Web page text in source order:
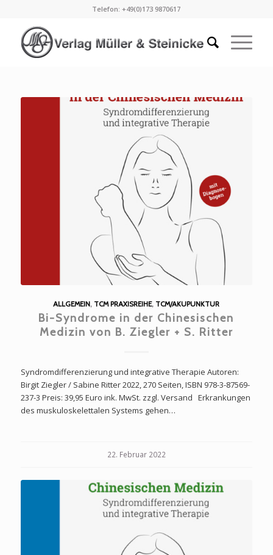
Telefon: +49(0)173 9870617
ALLGEMEIN, TCM PRAXISREIHE, TCM/AKUPUNKTUR
Bi-Syndrome in der Chinesischen
Medizin von B. Ziegler + S. Ritter
Syndromdifferenzierung und integrative Therapie Autoren:
Birgit Ziegler / Sabine Ritter 2022, 270 Seiten, ISBN 978-3-87569-
237-3 Preis: 39,95 Euro ink. MwSt. zzgl. Versand Erkrankungen
des muskuloskelettalen Systems gehen…
22. Februar 2022